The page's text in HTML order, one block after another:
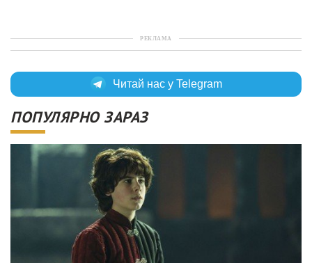
РЕКЛАМА
Читай нас у Telegram
ПОПУЛЯРНО ЗАРАЗ